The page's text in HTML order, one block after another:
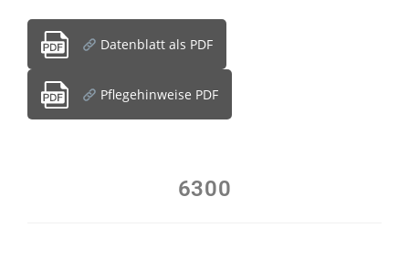
Datenblatt als PDF
Pflegehinweise PDF
6300